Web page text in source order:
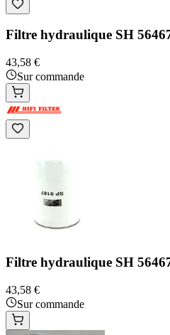
Filtre hydraulique SH
43,58 €
Sur commande
Filtre hydraulique SH
43,58 €
Sur commande